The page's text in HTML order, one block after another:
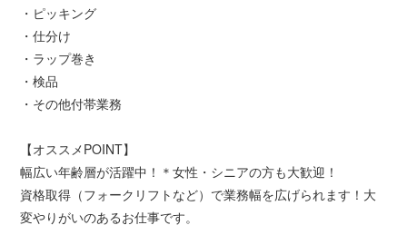
・ピッキング
・仕分け
・ラップ巻き
・検品
・その他付帯業務
【オススメPOINT】
幅広い年齢層が活躍中！＊女性・シニアの方も大歓迎！
資格取得（フォークリフトなど）で業務幅を広げられます！大
変やりがいのあるお仕事です。